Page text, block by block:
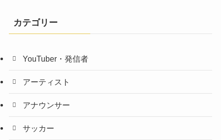
カテゴリー
YouTuber・発信者
アーティスト
アナウンサー
サッカー